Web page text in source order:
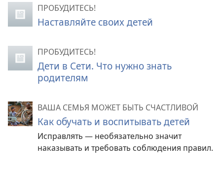
ПРОБУДИТЕСЬ!
Наставляйте своих детей
ПРОБУДИТЕСЬ!
Дети в Сети. Что нужно знать
родителям
ВАША СЕМЬЯ МОЖЕТ БЫТЬ СЧАСТЛИВОЙ
Как обучать и воспитывать детей
Исправлять — необязательно значит
наказывать и требовать соблюдения правил.